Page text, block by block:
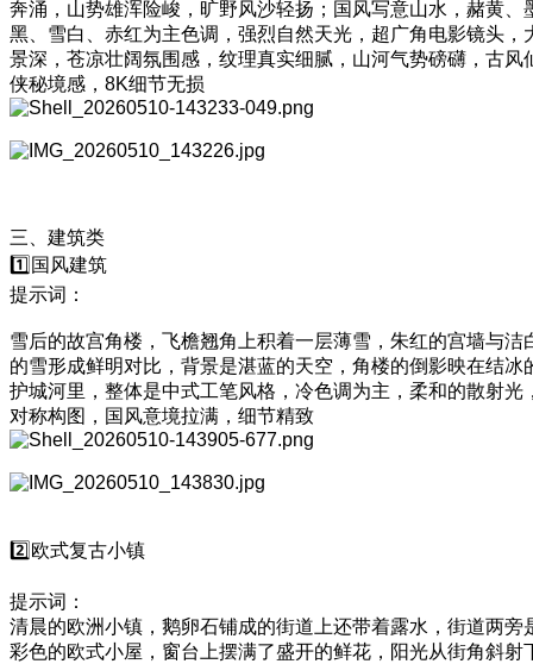
奔涌，山势雄浑险峻，旷野风沙轻扬；国风写意山水，赭黄、
黑、雪白、赤红为主色调，强烈自然天光，超广角电影镜头，
景深，苍凉壮阔氛围感，纹理真实细腻，山河气势磅礴，古风
侠秘境感，8K细节无损
三、建筑类
1️⃣国风建筑
提示词：
雪后的故宫角楼，飞檐翘角上积着一层薄雪，朱红的宫墙与洁
的雪形成鲜明对比，背景是湛蓝的天空，角楼的倒影映在结冰
护城河里，整体是中式工笔风格，冷色调为主，柔和的散射光
对称构图，国风意境拉满，细节精致
2️⃣欧式复古小镇
提示词：
清晨的欧洲小镇，鹅卵石铺成的街道上还带着露水，街道两旁
彩色的欧式小屋，窗台上摆满了盛开的鲜花，阳光从街角斜射